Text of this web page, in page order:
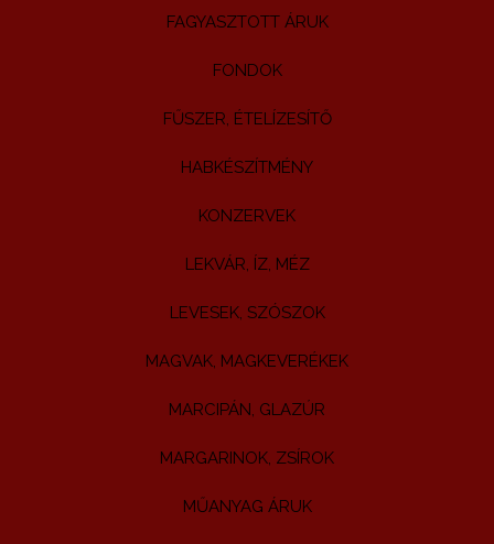
FAGYASZTOTT ÁRUK
FONDOK
FŰSZER, ÉTELÍZESÍTŐ
HABKÉSZÍTMÉNY
KONZERVEK
LEKVÁR, ÍZ, MÉZ
LEVESEK, SZÓSZOK
MAGVAK, MAGKEVERÉKEK
MARCIPÁN, GLAZÚR
MARGARINOK, ZSÍROK
MŰANYAG ÁRUK